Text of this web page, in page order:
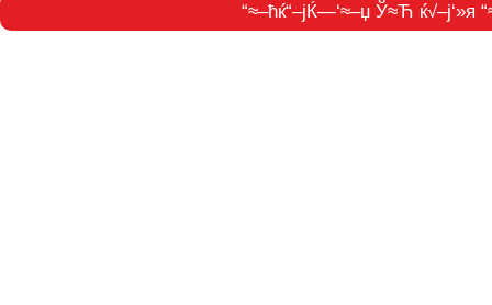
“≈–ћќ“–јЌ—‘≈–џ Ў≈Ћ ќ√–ј‘»я